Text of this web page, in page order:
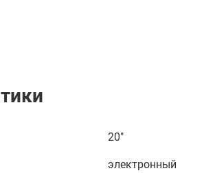
пределах ±3’.
а также получить консультацию
20"
электронный